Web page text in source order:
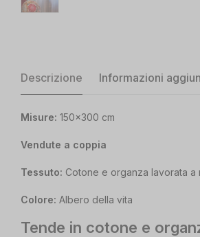
Descrizione Informazioni
Misure: 150×300 cm
Vendute a coppia
Tessuto: Cotone e organza lavorata a
Colore: Albero della vita
Tende in cotone e